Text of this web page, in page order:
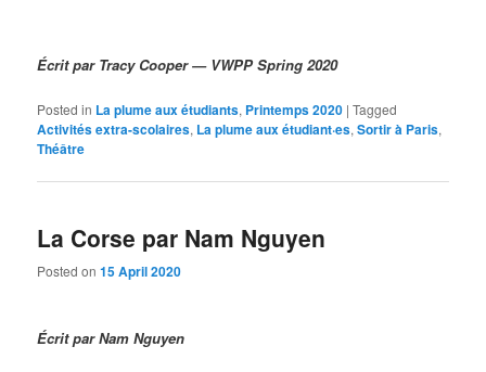
Écrit par Tracy Cooper — VWPP Spring 2020
Posted in La plume aux étudiants, Printemps 2020 |Tagged
Activités extra-scolaires, La plume aux étudiant·es,Sortir à Paris,
Théâtre
La Corse par Nam Nguyen
Posted on15 April 2020
Écrit par Nam Nguyen